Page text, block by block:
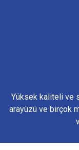
Yüksek kaliteli ve
arayüzü ve birçok